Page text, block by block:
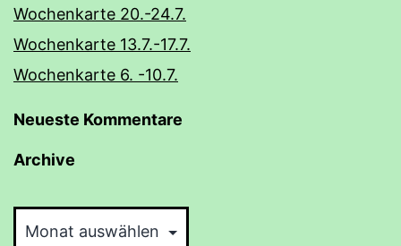
Wochenkarte 20.-24.7.
Wochenkarte 13.7.-17.7.
Wochenkarte 6. -10.7.
Neueste Kommentare
Archive